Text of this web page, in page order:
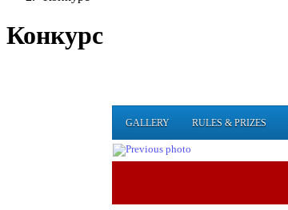
Конкурс
GALLERY RULES & PRIZES